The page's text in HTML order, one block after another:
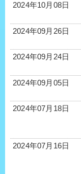
2024年10月08日
2024年09月26日
2024年09月24日
2024年09月05日
2024年07月18日
2024年07月16日